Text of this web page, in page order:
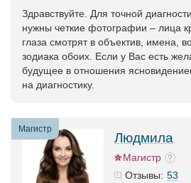
Здравствуйте. Для точной
нужны четкие фотографии – лица
глаза смотрят в объектив, имена,
зодиака обоих. Если у Вас есть
будущее в отношения
на диагностику.
Магистр
Людмила
Магистр
Отзывы: 53